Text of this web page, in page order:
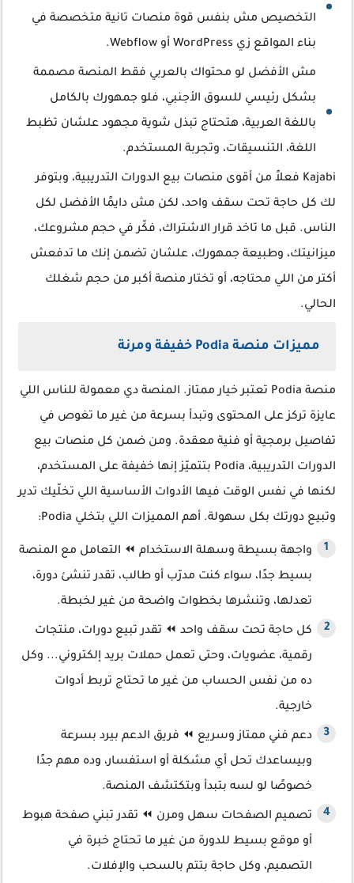
التخصيص مش بنفس قوة منصات تانية متخصصة في
بناء المواقع زي WordPress أو Webflow.
مش الأفضل لو محتواك بالعربي فقط المنصة مصممة
بشكل رئيسي للسوق الأجنبي، فلو جمهورك بالكامل
باللغة العربية، هتحتاج تبذل شوية مجهود علشان تظبط
اللغة، التنسيقات، وتجربة المستخدم.
Kajabi فعلاً من أقوى منصات بيع الدورات التدريبية، وبتوفر
لك كل حاجة تحت سقف واحد، لكن مش دايمًا الأفضل لكل
الناس. قبل ما تاخد قرار الاشتراك، فكّر في حجم مشروعك،
ميزانيتك، وطبيعة جمهورك، علشان تضمن إنك ما تدفعش
أكتر من اللي محتاجه، أو تختار منصة أكبر من حجم شغلك
الحالي.
مميزات منصة Podia خفيفة ومرنة
منصة Podia تعتبر خيار ممتاز. المنصة دي معمولة للناس اللي
عايزة تركز على المحتوى وتبدأ بسرعة من غير ما تغوص في
تفاصيل برمجية أو فنية معقدة. ومن ضمن كل منصات بيع
الدورات التدريبية، Podia بتتميّز إنها خفيفة على المستخدم،
لكنها في نفس الوقت فيها الأدوات الأساسية اللي تخلّيك تدير
وتبيع دورتك بكل سهولة. أهم المميزات اللي بتخلي Podia:
واجهة بسيطة وسهلة الاستخدام ⏪ التعامل مع المنصة
بسيط جدًا، سواء كنت مدرّب أو طالب، تقدر تنشئ دورة،
تعدلها، وتنشرها بخطوات واضحة من غير لخبطة.
كل حاجة تحت سقف واحد ⏪ تقدر تبيع دورات، منتجات
رقمية، عضويات، وحتى تعمل حملات بريد إلكتروني... وكل
ده من نفس الحساب من غير ما تحتاج تربط أدوات
خارجية.
دعم فني ممتاز وسريع ⏪ فريق الدعم بيرد بسرعة
وبيساعدك تحل أي مشكلة أو استفسار، وده مهم جدًا
خصوصًا لو لسه بتبدأ وبتكتشف المنصة.
تصميم الصفحات سهل ومرن ⏪ تقدر تبني صفحة هبوط
أو موقع بسيط للدورة من غير ما تحتاج خبرة في
التصميم، وكل حاجة بتتم بالسحب والإفلات.